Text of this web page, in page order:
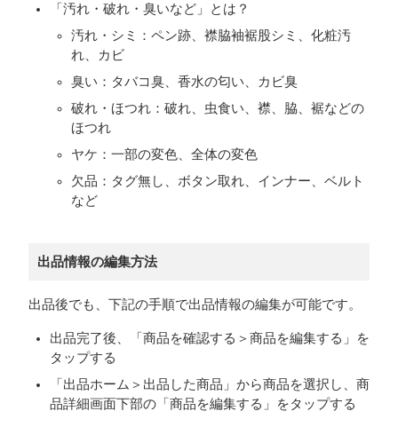
「汚れ・破れ・臭いなど」とは？
汚れ・シミ：ペン跡、襟脇袖裾股シミ、化粧汚
れ、カビ
臭い：タバコ臭、香水の匂い、カビ臭
破れ・ほつれ：破れ、虫食い、襟、脇、裾などの
ほつれ
ヤケ：一部の変色、全体の変色
欠品：タグ無し、ボタン取れ、インナー、ベルト
など
出品情報の編集方法
出品後でも、下記の手順で出品情報の編集が可能です。
出品完了後、「商品を確認する＞商品を編集する」を
タップする
「出品ホーム＞出品した商品」から商品を選択し、商
品詳細画面下部の「商品を編集する」をタップする